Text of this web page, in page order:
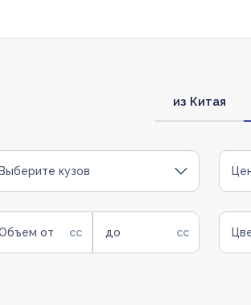
из Китая
Выберите кузов
от до